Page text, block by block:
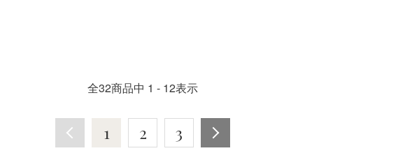
全32商品中 1 - 12表示
1 2 3